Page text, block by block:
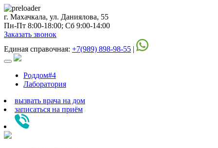
г. Махачкала, ул. Даниялова, 55
Пн-Пт 8:00-18:00; Сб 9:00-14:00
Заказать звонок
Единая справочная: +7(989) 898-98-55 |
Роддом#4
Лаборатория
вызвать врача на дом
записаться на приём